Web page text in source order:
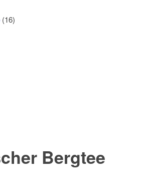
(16)
Bergtee